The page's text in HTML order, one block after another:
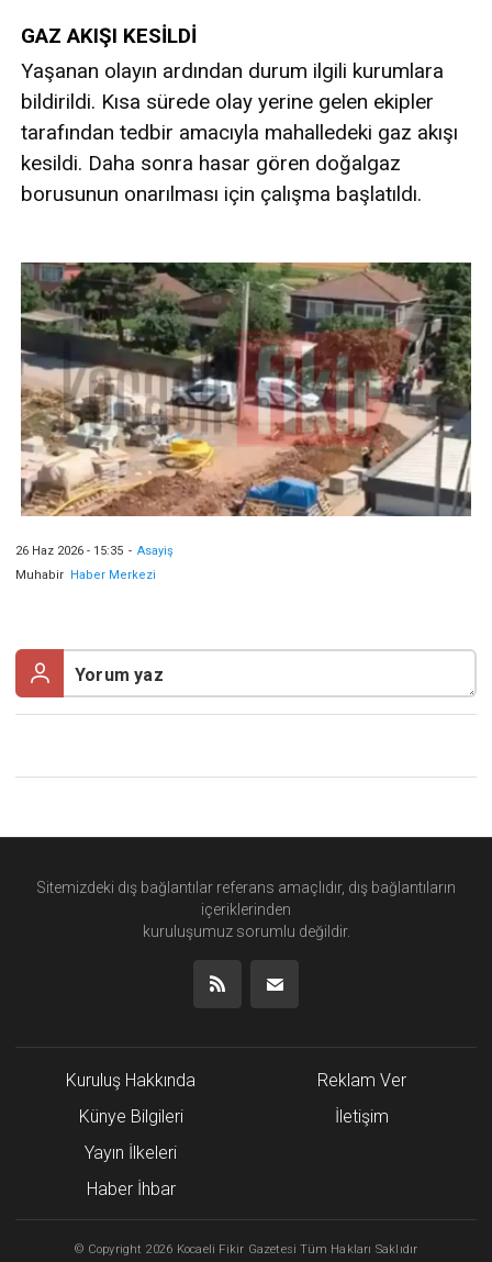
GAZ AKIŞI KESİLDİ
Yaşanan olayın ardından durum ilgili kurumlara
bildirildi. Kısa sürede olay yerine gelen ekipler
tarafından tedbir amacıyla mahalledeki gaz akışı
kesildi. Daha sonra hasar gören doğalgaz
borusunun onarılması için çalışma başlatıldı.
26 Haz 2026 - 15:35 - Asayiş
Muhabir Haber Merkezi
Sitemizdeki dış bağlantılar referans amaçlıdır, dış bağlantıların
içeriklerinden
kuruluşumuz sorumlu değildir.
Kuruluş Hakkında
Künye Bilgileri
Yayın İlkeleri
Haber İhbar
Reklam Ver
İletişim
© Copyright 2026 Kocaeli Fikir Gazetesi Tüm Hakları Saklıdır